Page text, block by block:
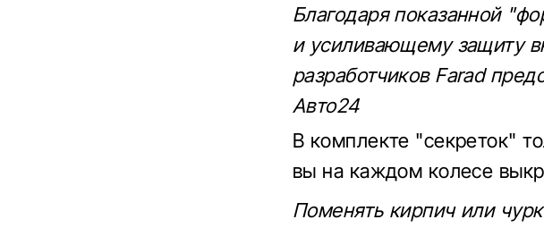
Благодаря показанной
и усиливающему защиту
разработчиков Farad
Авто24
В комплекте "секреток"
вы на каждом колесе
Поменять кирпич или